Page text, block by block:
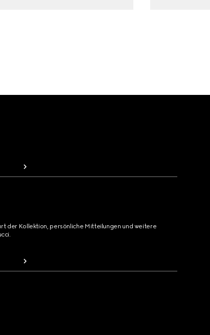
der Kollektion, persönliche Mitteilungen und weitere